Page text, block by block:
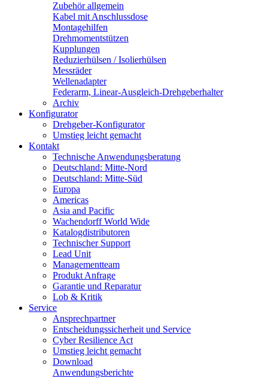
Zubehör allgemein
Kabel mit Anschlussdose
Montagehilfen
Drehmomentstützen
Kupplungen
Reduzierhülsen / Isolierhülsen
Messräder
Wellenadapter
Federarm, Linear-Ausgleich-Drehgeberhalter
Archiv
Konfigurator
Drehgeber-Konfigurator
Umstieg leicht gemacht
Kontakt
Technische Anwendungsberatung
Deutschland: Mitte-Nord
Deutschland: Mitte-Süd
Europa
Americas
Asia and Pacific
Wachendorff World Wide
Katalogdistributoren
Technischer Support
Lead Unit
Managementteam
Produkt Anfrage
Garantie und Reparatur
Lob & Kritik
Service
Ansprechpartner
Entscheidungssicherheit und Service
Cyber Resilience Act
Umstieg leicht gemacht
Download
Anwendungsberichte